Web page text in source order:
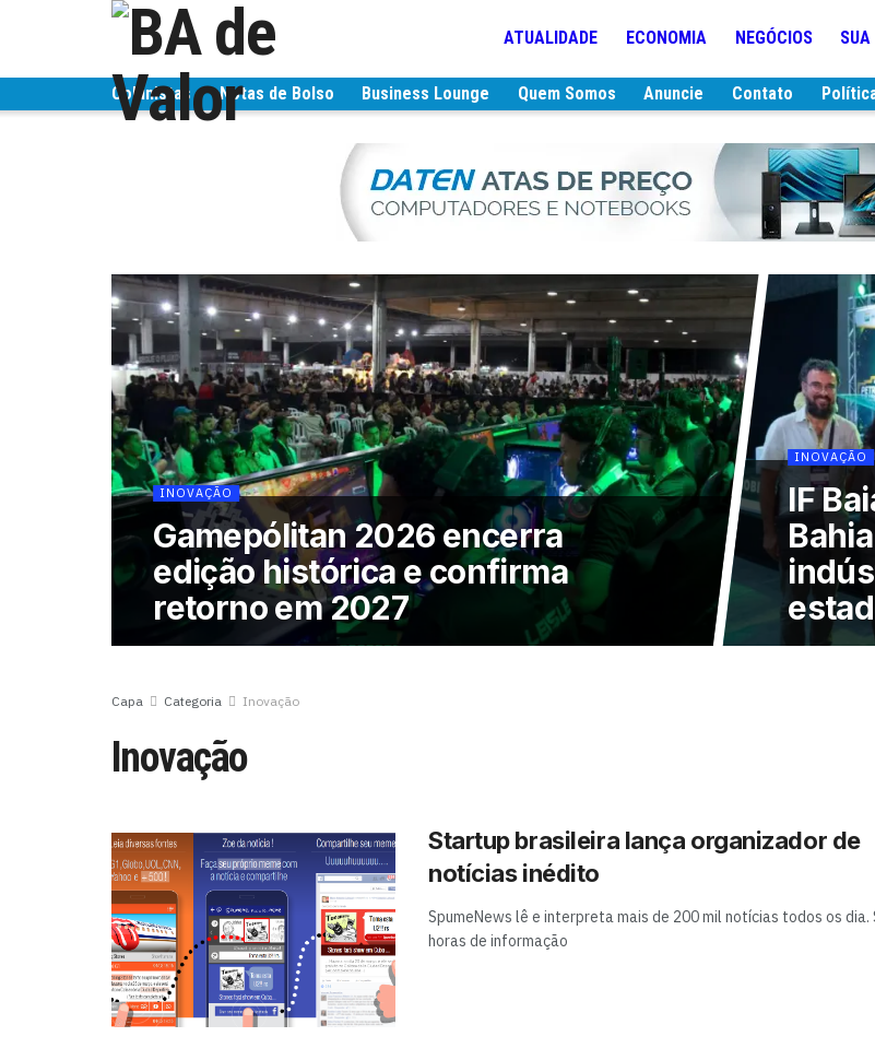
ATUALIDADE ECONOMIA NEGÓCIOS
Colunistas Notas de Bolso Business Lounge Quem Somos Anuncie Contato
INOVAÇÃO
Gamepólitan 2026 encerra
edição histórica e confirma
retorno em 2027
INOVAÇÃO
IF
Capa Categoria Inovação
Inovação
Startup brasileira lança organizador de
notícias inédito
SpumeNews lê e interpreta mais de 200 mil notícias todos os dia.
horas de informação